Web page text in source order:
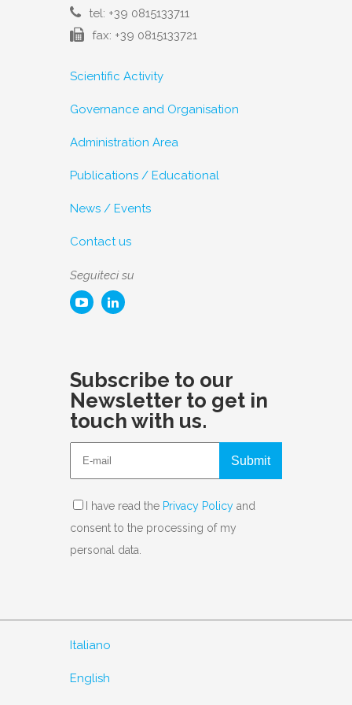
tel: +39 0815133711
fax: +39 0815133721
Scientific Activity
Governance and Organisation
Administration Area
Publications / Educational
News / Events
Contact us
Seguiteci su
Subscribe to our
Newsletter to get in
touch with us.
Submit
I have read the Privacy Policy and
consent to the processing of my
personal data.
Italiano
English